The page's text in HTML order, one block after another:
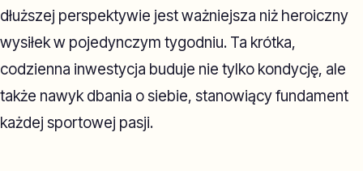
dłuższej perspektywie jest ważniejsza niż heroiczny
wysiłek w pojedynczym tygodniu. Ta krótka,
codzienna inwestycja buduje nie tylko kondycję, ale
także nawyk dbania o siebie, stanowiący fundament
każdej sportowej pasji.